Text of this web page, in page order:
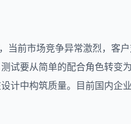
当前市场竞争异常激烈，客
试要从简单的配合角色转变
计中构筑质量。目前国内企